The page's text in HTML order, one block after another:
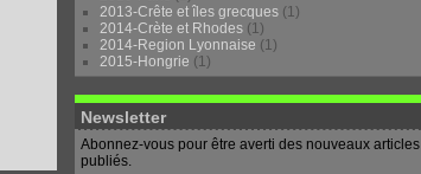
2013-Crête et îles grecques (1)
2014-Crète et Rhodes (1)
2014-Region Lyonnaise (1)
2015-Hongrie (1)
Newsletter
Abonnez-vous pour être averti des nouveaux articles
publiés.